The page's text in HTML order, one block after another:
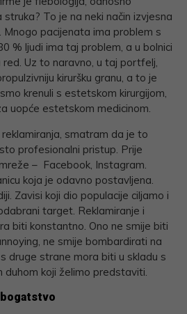
To je na neki način izvjesna
Mnogo pacijenata ima problem s
% ljudi ima taj problem, a u bolnici
Uz to naravno, u taj portfelj,
kiruršku granu, a to je
krenuli s estetskom kirurgijom,
uopće estetskom medicinom.
smatram da je to
profesionalni pristup. Prije
– Facebook, Instagram.
koja je odavno postavljena.
Zavisi koji dio populacije ciljamo i
target. Reklamiranje i
biti konstantno. Ono ne smije biti
ne smije bombardirati na
druge strane mora biti u skladu s
duhom koji želimo predstaviti.
bogatstvo